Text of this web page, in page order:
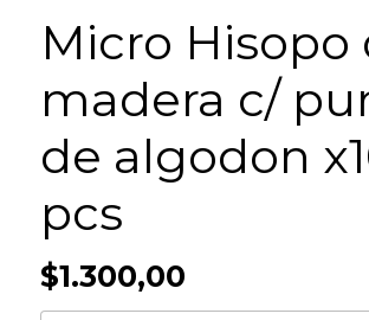
Micro Hisopo
madera c/
de algodon
pcs
$1.300,00